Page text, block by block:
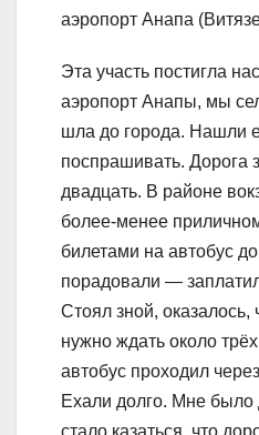
аэропорт Анапа
Эта участь постигла
аэропорт Анапы, мы
шла до города. Нашли
поспрашивать. Дорога
двадцать. В районе
более-менее
билетами на автобус
порадовали —
Стоял зной, оказалось,
нужно ждать около
автобус проходил
Ехали долго. Мне было
стало казаться, что